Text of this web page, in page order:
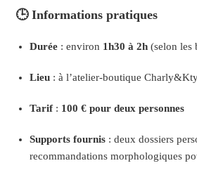
🕒 Informations pratiques
Durée : environ 1h30 à 2h (selon les
Lieu : à l’atelier-boutique
Tarif: 100 € pour deux personnes
Supports fournis : deux dossiers
recommandations morphologiques